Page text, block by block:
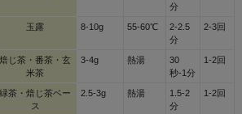
分
玉露 8-10g 55-60℃
2-2.5
分
2-3回
焙じ茶・番茶・玄
米茶
3-4g 熱湯
30
秒-1分
1-2回
緑茶・焙じ茶ベー
ス
2.5-3g 熱湯
1.5-2
分
1-2回